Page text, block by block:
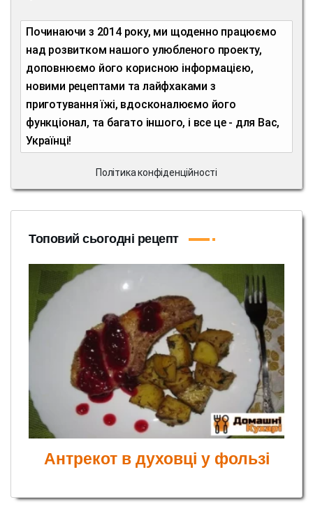
Починаючи з 2014 року, ми щоденно працюємо
над розвитком нашого улюбленого проекту,
доповнюємо його корисною інформацією,
новими рецептами та лайфхаками з
приготування їжі, вдосконалюємо його
функціонал, та багато іншого, і все це - для Вас,
Українці!
Політика конфіденційності
Топовий сьогодні рецепт
Антрекот в духовці у фользі